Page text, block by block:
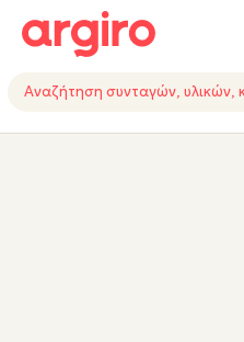
ΥΛΙΚΑΕΚΤΕΛΕΣΗΕΞΟΠΛΙΣΜΟΣ